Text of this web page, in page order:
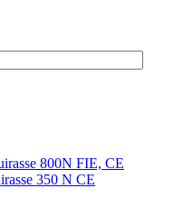
800N FIE, CE
350 N CE